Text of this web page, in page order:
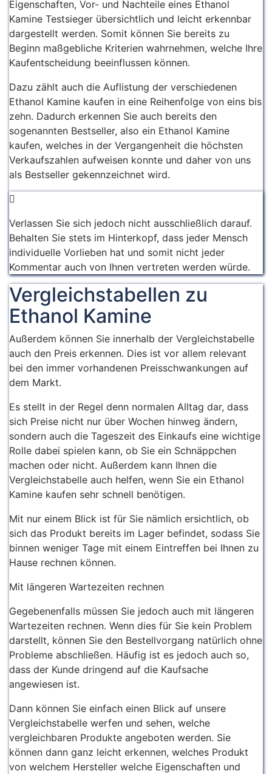
Eigenschaften, Vor- und Nachteile eines Ethanol
Kamine Testsieger übersichtlich und leicht erkennbar
dargestellt werden. Somit können Sie bereits zu
Beginn maßgebliche Kriterien wahrnehmen, welche Ihre
Kaufentscheidung beeinflussen können.
Dazu zählt auch die Auflistung der verschiedenen
Ethanol Kamine kaufen in eine Reihenfolge von eins bis
zehn. Dadurch erkennen Sie auch bereits den
sogenannten Bestseller, also ein Ethanol Kamine
kaufen, welches in der Vergangenheit die höchsten
Verkaufszahlen aufweisen konnte und daher von uns
als Bestseller gekennzeichnet wird.
Verlassen Sie sich jedoch nicht ausschließlich darauf.
Behalten Sie stets im Hinterkopf, dass jeder Mensch
individuelle Vorlieben hat und somit nicht jeder
Kommentar auch von Ihnen vertreten werden würde.
Vergleichstabellen zu
Ethanol Kamine
Außerdem können Sie innerhalb der Vergleichstabelle
auch den Preis erkennen. Dies ist vor allem relevant
bei den immer vorhandenen Preisschwankungen auf
dem Markt.
Es stellt in der Regel denn normalen Alltag dar, dass
sich Preise nicht nur über Wochen hinweg ändern,
sondern auch die Tageszeit des Einkaufs eine wichtige
Rolle dabei spielen kann, ob Sie ein Schnäppchen
machen oder nicht. Außerdem kann Ihnen die
Vergleichstabelle auch helfen, wenn Sie ein Ethanol
Kamine kaufen sehr schnell benötigen.
Mit nur einem Blick ist für Sie nämlich ersichtlich, ob
sich das Produkt bereits im Lager befindet, sodass Sie
binnen weniger Tage mit einem Eintreffen bei Ihnen zu
Hause rechnen können.
Mit längeren Wartezeiten rechnen
Gegebenenfalls müssen Sie jedoch auch mit längeren
Wartezeiten rechnen. Wenn dies für Sie kein Problem
darstellt, können Sie den Bestellvorgang natürlich ohne
Probleme abschließen. Häufig ist es jedoch auch so,
dass der Kunde dringend auf die Kaufsache
angewiesen ist.
Dann können Sie einfach einen Blick auf unsere
Vergleichstabelle werfen und sehen, welche
vergleichbaren Produkte angeboten werden. Sie
können dann ganz leicht erkennen, welches Produkt
von welchem Hersteller welche Eigenschaften und